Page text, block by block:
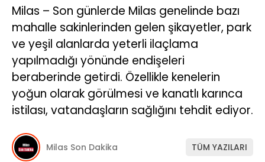
GÜNDEM
EKONOMI
SPOR
VEFAT
GENEL
KÜNYE
Milas – Son günlerde Milas genelinde bazı
mahalle sakinlerinden gelen şikayetler, park
ve yeşil alanlarda yeterli ilaçlama
yapılmadığı yönünde endişeleri
beraberinde getirdi. Özellikle kenelerin
yoğun olarak görülmesi ve kanatlı karınca
istilası, vatandaşların sağlığını tehdit ediyor.
Milas Son Dakika TÜM YAZILARI